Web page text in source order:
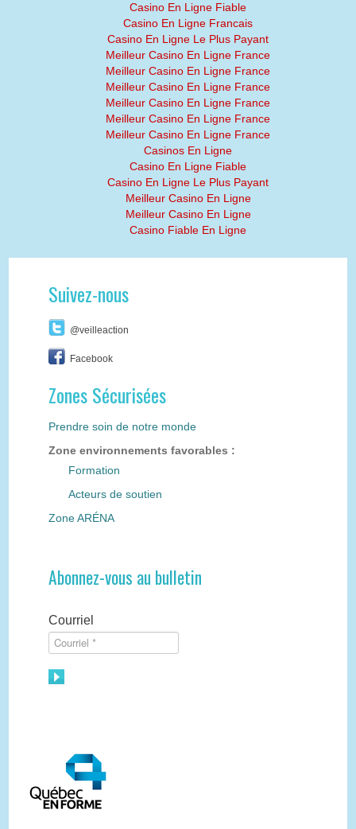
Casino En Ligne Fiable
Casino En Ligne Francais
Casino En Ligne Le Plus Payant
Meilleur Casino En Ligne France
Meilleur Casino En Ligne France
Meilleur Casino En Ligne France
Meilleur Casino En Ligne France
Meilleur Casino En Ligne France
Meilleur Casino En Ligne France
Casinos En Ligne
Casino En Ligne Fiable
Casino En Ligne Le Plus Payant
Meilleur Casino En Ligne
Meilleur Casino En Ligne
Casino Fiable En Ligne
Suivez-nous
@veilleaction
Facebook
Zones Sécurisées
Prendre soin de notre monde
Zone environnements favorables :
Formation
Acteurs de soutien
Zone ARÉNA
Abonnez-vous au bulletin
Courriel